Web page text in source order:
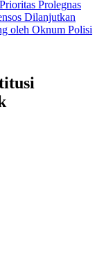
Prolegnas
Dilanjutkan
oleh Oknum Polisi